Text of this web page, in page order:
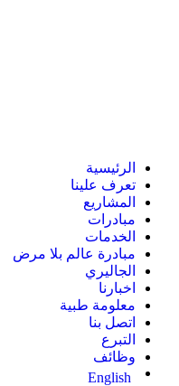
الرئيسية
تعرف علينا
المشاريع
مبادرات
الخدمات
مبادرة عالم بلا مرض
الجاليري
اخبارنا
معلومة طبية
اتصل بنا
التبرع
وظائف
English